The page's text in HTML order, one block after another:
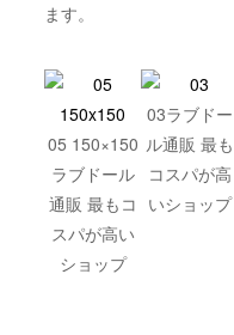
ます。
05 150×150
ラブドール
通販 最もコ
スパが高い
ショップ
03ラブドー
ル通販 最も
コスパが高
いショップ